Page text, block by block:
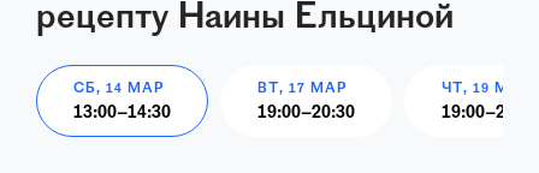
рецепту Наины Ельциной
СБ, 14 МАР
13:00–14:30
ВТ, 17 МАР
19:00–20:30
ЧТ, 19 МАР
19:00–20:30